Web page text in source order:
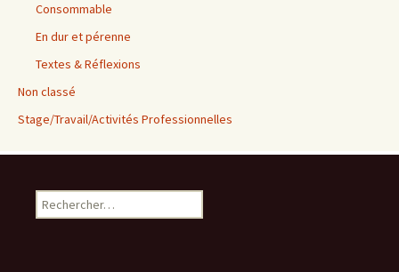
Consommable
En dur et pérenne
Textes & Réflexions
Non classé
Stage/Travail/Activités Professionnelles
Rechercher :